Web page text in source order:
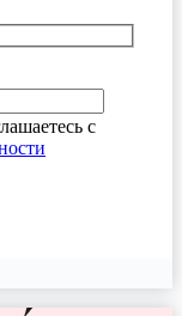
с